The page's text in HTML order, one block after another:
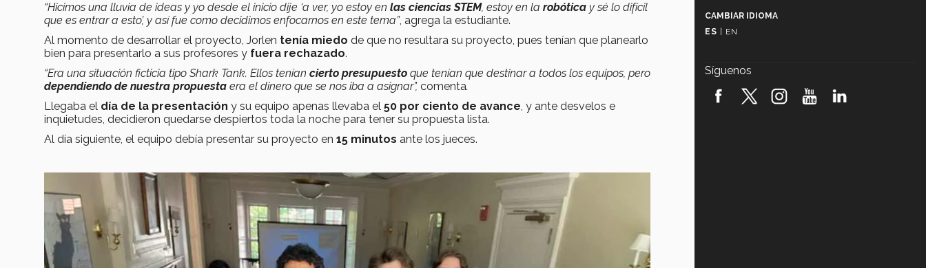
“Hicimos una lluvia de ideas y yo desde el inicio dije ‘a ver, yo estoy en las ciencias STEM, estoy en la robótica y sé lo difícil
que es entrar a esto’, y así fue como decidimos enfocarnos en este tema”, agrega la estudiante.
Al momento de desarrollar el proyecto, Jorlen tenía miedo de que no resultara su proyecto, pues tenían que planearlo
bien para presentarlo a sus profesores y fuera rechazado.
“Era una situación ficticia tipo Shark Tank. Ellos tenían cierto presupuesto que tenían que destinar a todos los equipos, pero
dependiendo de nuestra propuesta era el dinero que se nos iba a asignar”, comenta.
Llegaba el día de la presentación y su equipo apenas llevaba el 50 por ciento de avance, y ante desvelos e
inquietudes, decidieron quedarse despiertos toda la noche para tener su propuesta lista.
Al día siguiente, el equipo debía presentar su proyecto en 15 minutos ante los jueces.
robótica FIRST 2026! (video)
CAMBIAR IDIOMA
ES | EN
Síguenos